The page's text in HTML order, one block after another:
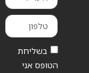
בשליחת
הטופס אני